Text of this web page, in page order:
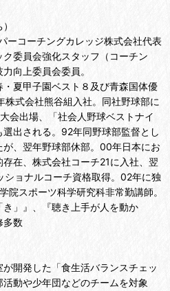
ーコーチングカレッジ株式会社代表
委員会強化スタッフ（コーチン
向上委員会委員。
夏甲子園ベスト８及び青森国体優
式会社熊谷組入社。同社野球部に
会出場、「社会人野球ベストナイ
出される。92年同野球部監督とし
、翌年野球部休部。00年日本にお
在、株式会社コーチ21に入社、翌
ョナルコーチ資格取得。02年に独
院スポーツ科学研究科非常勤講師。
」』、『聴き上手が人を動か
多数
開発した「食生活バランスチェッ
動や少年団などのチームを対象